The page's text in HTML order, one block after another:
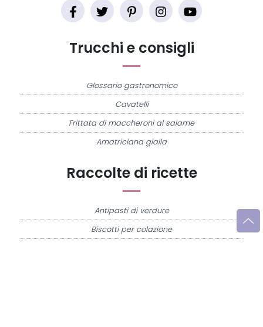
Raccolte di ricette
Antipasti di verdure
Biscotti per colazione
Trucchi e consigli
Glossario gastronomico
Cavatelli
Frittata di maccheroni al salame
Amatriciana gialla